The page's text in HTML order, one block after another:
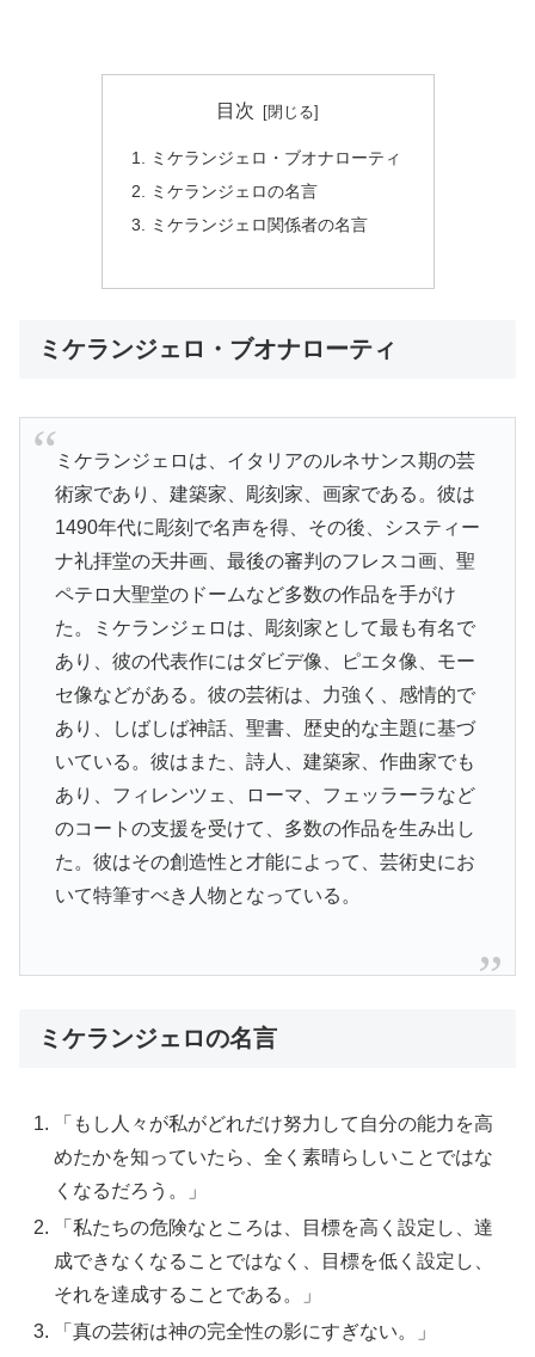
目次
ミケランジェロ・ブオナローティ
ミケランジェロの名言
ミケランジェロ関係者の名言
ミケランジェロ・ブオナローティ
ミケランジェロは、イタリアのルネサンス期の芸
術家であり、建築家、彫刻家、画家である。彼は
1490年代に彫刻で名声を得、その後、システィー
ナ礼拝堂の天井画、最後の審判のフレスコ画、聖
ペテロ大聖堂のドームなど多数の作品を手がけ
た。ミケランジェロは、彫刻家として最も有名で
あり、彼の代表作にはダビデ像、ピエタ像、モー
セ像などがある。彼の芸術は、力強く、感情的で
あり、しばしば神話、聖書、歴史的な主題に基づ
いている。彼はまた、詩人、建築家、作曲家でも
あり、フィレンツェ、ローマ、フェッラーラなど
のコートの支援を受けて、多数の作品を生み出し
た。彼はその創造性と才能によって、芸術史にお
いて特筆すべき人物となっている。
ミケランジェロの名言
「もし人々が私がどれだけ努力して自分の能力を高
めたかを知っていたら、全く素晴らしいことではな
くなるだろう。」
「私たちの危険なところは、目標を高く設定し、達
成できなくなることではなく、目標を低く設定し、
それを達成することである。」
「真の芸術は神の完全性の影にすぎない。」